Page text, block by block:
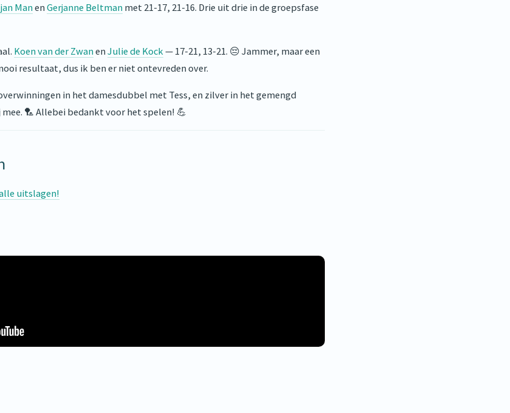
ManenGerjanne Beltman met 21-17, 21-16. Drie uit drie in de groepsfase
Koen van der ZwanenJulie de Kock — 17-21, 13-21. 😔 Jammer, maar een
resultaat, dus ik ben er niet ontevreden over.
in het damesdubbel met Tess, en zilver in het gemengd
🏸 Allebei bedankt voor het spelen! 💪
uitslagen!